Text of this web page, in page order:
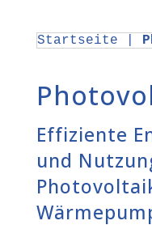
Startseite
Effiziente
und